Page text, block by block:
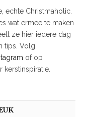
echte Christmaholic.
wat ermee te maken
ze hier iedere dag
tips. Volg
of op
kerstinspiratie.